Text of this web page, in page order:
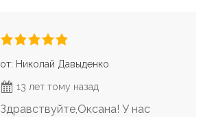
от: Николай Давыденко
13 лет тому назад
Здравствуйте,Оксана! У нас